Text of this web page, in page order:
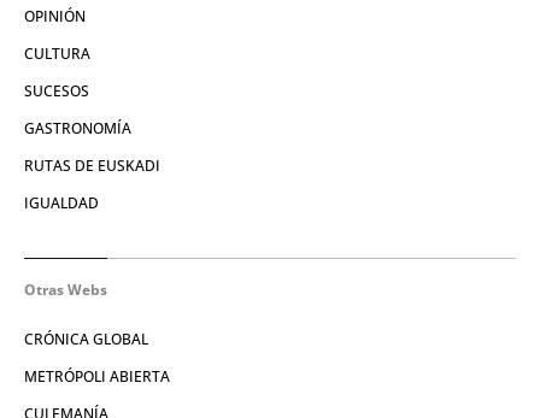
OPINIÓN
CULTURA
SUCESOS
GASTRONOMÍA
RUTAS DE EUSKADI
IGUALDAD
Otras Webs
CRÓNICA GLOBAL
METRÓPOLI ABIERTA
CULEMANÍA